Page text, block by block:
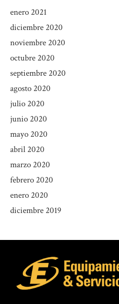
enero 2021
diciembre 2020
noviembre 2020
octubre 2020
septiembre 2020
agosto 2020
julio 2020
junio 2020
mayo 2020
abril 2020
marzo 2020
febrero 2020
enero 2020
diciembre 2019